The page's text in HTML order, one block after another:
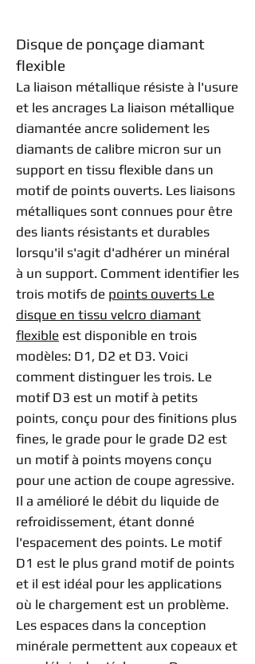
Disque de ponçage diamant
flexible
La liaison métallique résiste à l'usure
et les ancrages La liaison métallique
diamantée ancre solidement les
diamants de calibre micron sur un
support en tissu flexible dans un
motif de points ouverts. Les liaisons
métalliques sont connues pour être
des liants résistants et durables
lorsqu'il s'agit d'adhérer un minéral
à un support. Comment identifier les
trois motifs de points ouverts Le
disque en tissu velcro diamant
flexible est disponible en trois
modèles: D1, D2 et D3. Voici
comment distinguer les trois. Le
motif D3 est un motif à petits
points, conçu pour des finitions plus
fines, le grade pour le grade D2 est
un motif à points moyens conçu
pour une action de coupe agressive.
Il a amélioré le débit du liquide de
refroidissement, étant donné
l'espacement des points. Le motif
D1 est le plus grand motif de points
et il est idéal pour les applications
où le chargement est un problème.
Les espaces dans la conception
minérale permettent aux copeaux et